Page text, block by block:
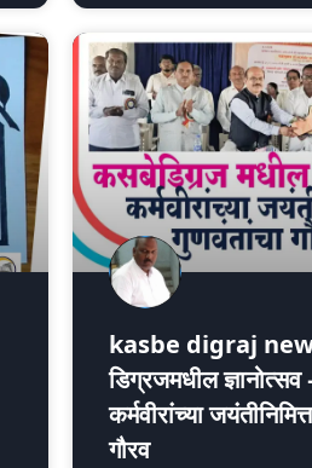
kasbe digraj
डिग्रजमधील ज्ञानोत्सव
कर्मवीरांच्या
गौरव